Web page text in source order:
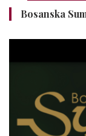
Bosanska